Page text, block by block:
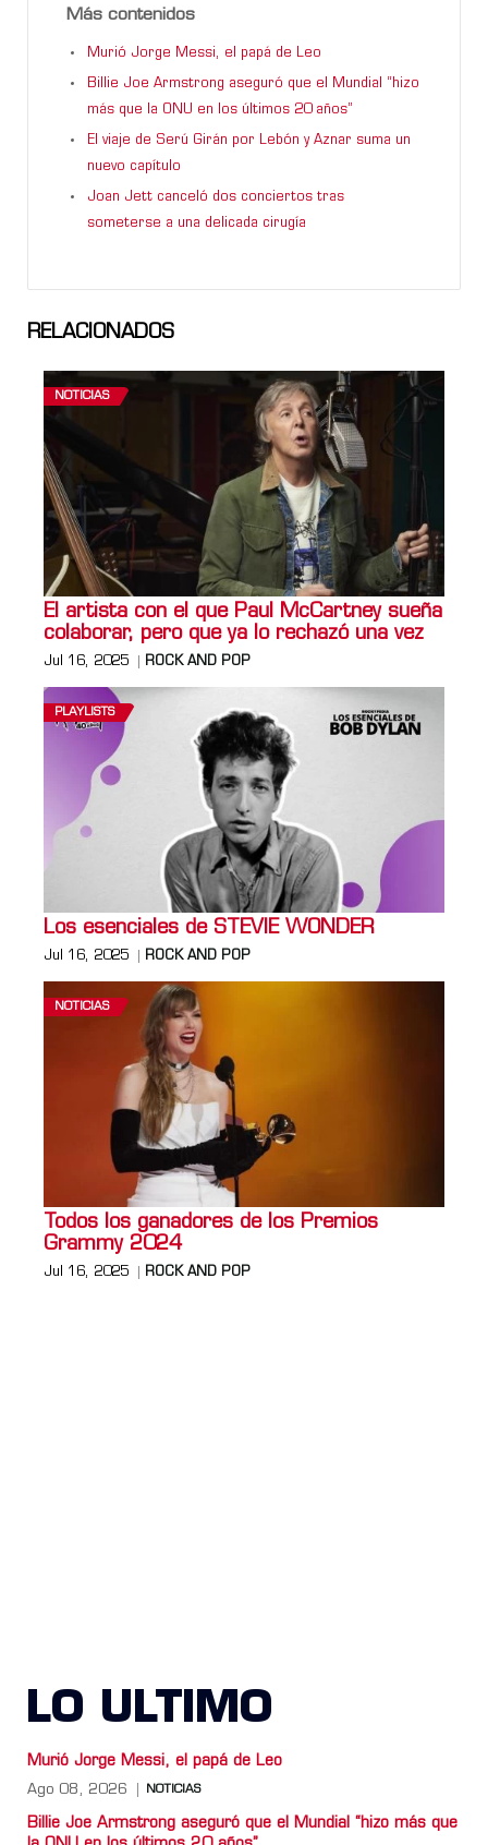
Más contenidos
Murió Jorge Messi, el papá de Leo
Billie Joe Armstrong aseguró que el Mundial “hizo
más que la ONU en los últimos 20 años”
El viaje de Serú Girán por Lebón y Aznar suma un
nuevo capítulo
Joan Jett canceló dos conciertos tras
someterse a una delicada cirugía
RELACIONADOS
NOTICIAS
El artista con el que Paul McCartney sueña
colaborar, pero que ya lo rechazó una vez
Jul 16, 2025 ROCK AND POP
PLAYLISTS
Los esenciales de STEVIE WONDER
Jul 16, 2025 ROCK AND POP
NOTICIAS
Todos los ganadores de los Premios
Grammy 2024
Jul 16, 2025 ROCK AND POP
LO ULTIMO
Murió Jorge Messi, el papá de Leo
Ago 08, 2026 NOTICIAS
Billie Joe Armstrong aseguró que el Mundial “hizo más que